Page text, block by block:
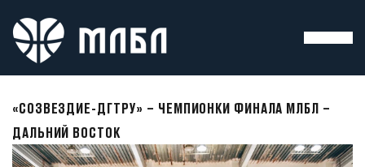
«СОЗВЕЗДИЕ-ДГТРУ» – ЧЕМПИОНКИ ФИНАЛА МЛБЛ –
ДАЛЬНИЙ ВОСТОК